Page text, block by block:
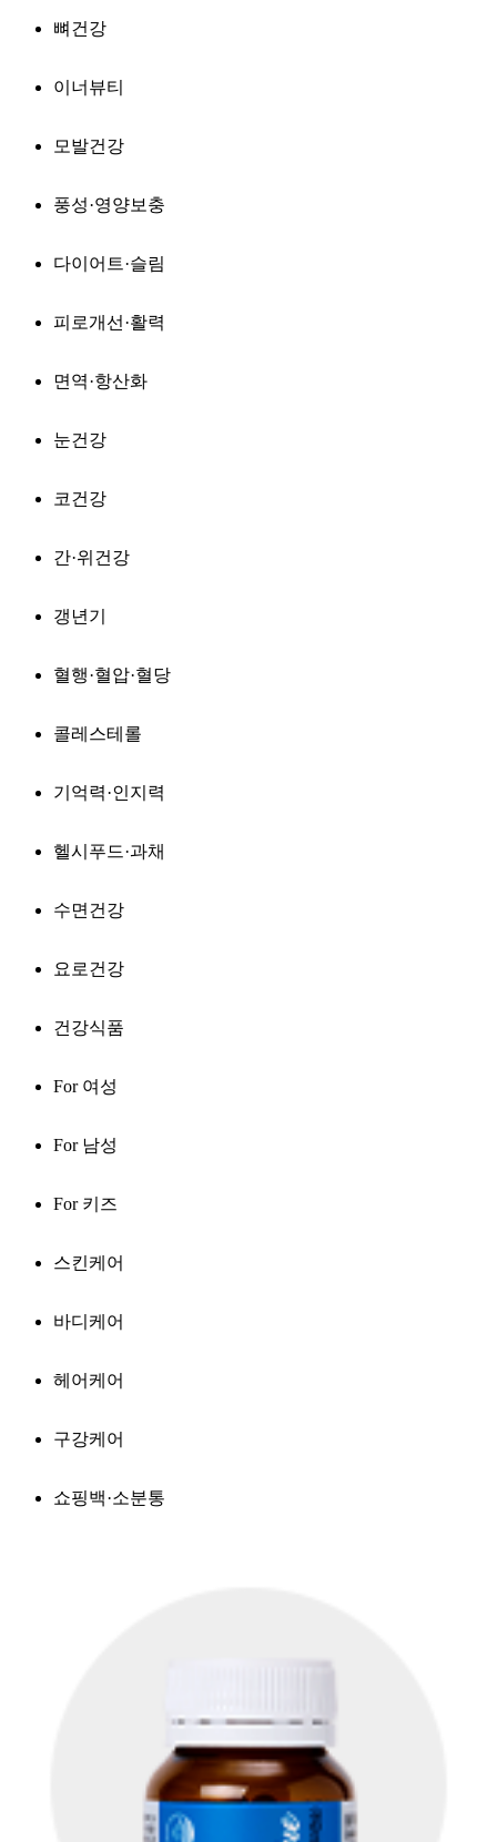
뼈건강
이너뷰티
모발건강
풍성·영양보충
다이어트·슬림
피로개선·활력
면역·항산화
눈건강
코건강
간·위건강
갱년기
혈행·혈압·혈당
콜레스테롤
기억력·인지력
헬시푸드·과채
수면건강
요로건강
건강식품
For 여성
For 남성
For 키즈
스킨케어
바디케어
헤어케어
구강케어
쇼핑백·소분통